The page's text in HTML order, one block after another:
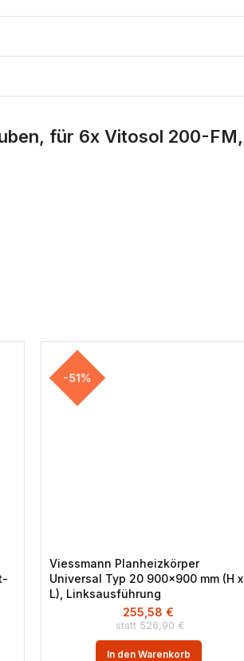
für 6x Vitosol 200-FM,
-51%
Viessmann Planheizkörper
Universal Typ 20 900×900 mm (H x
L), Linksausführung
526,90 €
255,58 €
In den Warenkorb